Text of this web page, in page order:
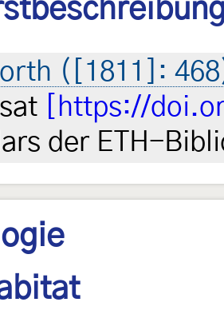
([1811]:
[https://
der ETH-